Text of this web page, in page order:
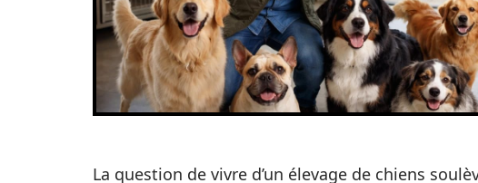
La question de vivre d’un élevage de chiens